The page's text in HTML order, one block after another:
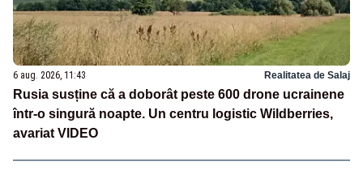
6 aug. 2026, 11:43 Realitatea de Salaj
Rusia susține că a doborât peste 600 drone ucrainene
într-o singură noapte. Un centru logistic Wildberries,
avariat VIDEO